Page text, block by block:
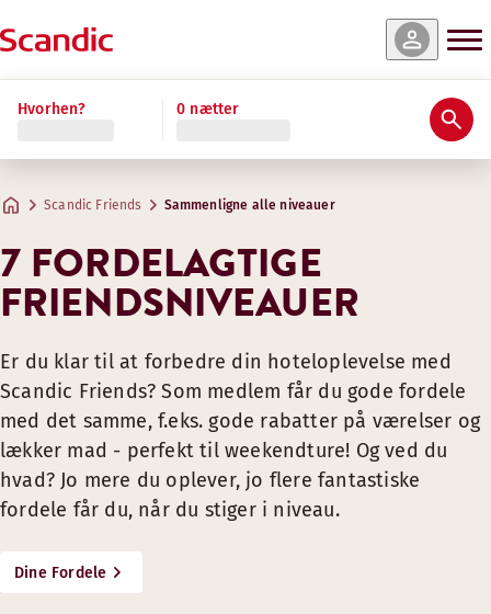
Hvorhen? 0 nætter
Scandic Friends Sammenligne alle niveauer
7 FORDELAGTIGE
FRIENDSNIVEAUER
Er du klar til at forbedre din hoteloplevelse med
Scandic Friends? Som medlem får du gode fordele
med det samme, f.eks. gode rabatter på værelser og
lækker mad - perfekt til weekendture! Og ved du
hvad? Jo mere du oplever, jo flere fantastiske
fordele får du, når du stiger i niveau.
Dine Fordele